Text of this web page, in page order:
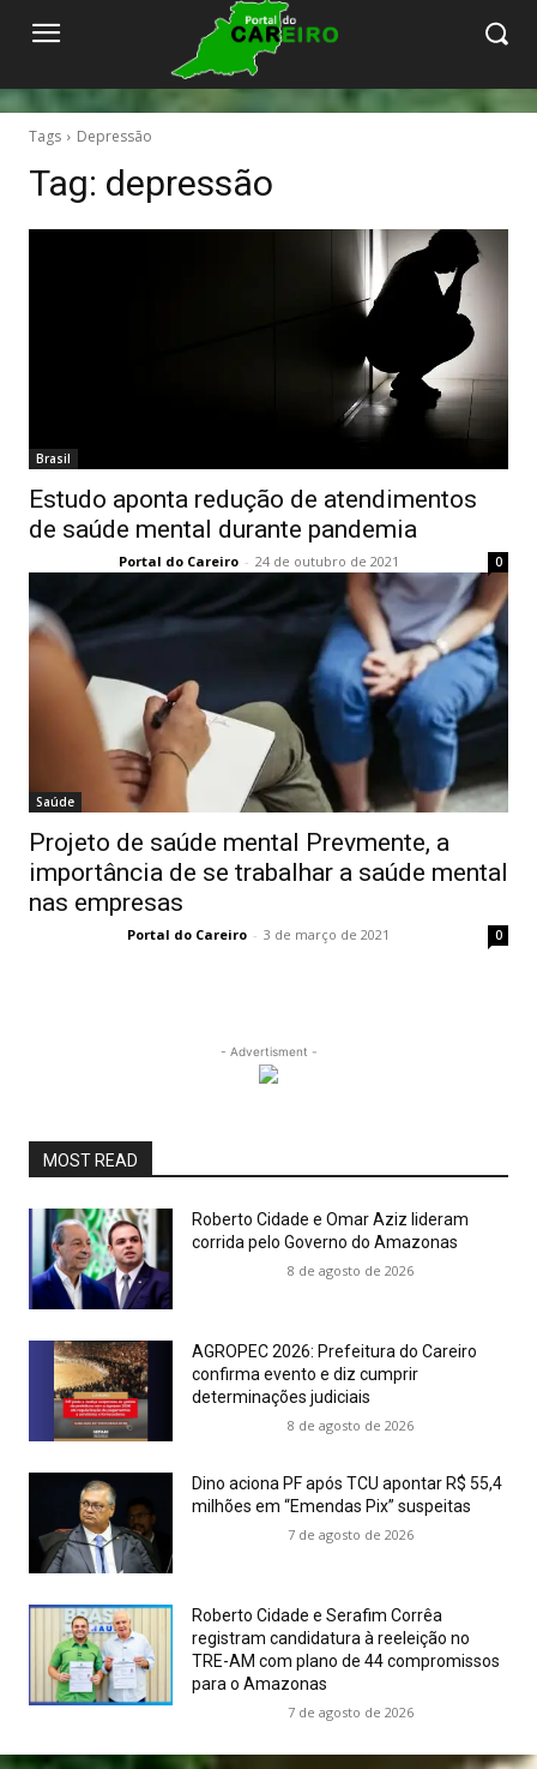
Tags Depressão
Tag: depressão
Brasil
Estudo aponta redução de atendimentos
de saúde mental durante pandemia
Portal do Careiro - 24 de outubro de 2021 0
Saúde
Projeto de saúde mental Prevmente, a
importância de se trabalhar a saúde mental
nas empresas
Portal do Careiro - 3 de março de 2021 0
- Advertisment -
MOST READ
Roberto Cidade e Omar Aziz lideram
corrida pelo Governo do Amazonas
8 de agosto de 2026
AGROPEC 2026: Prefeitura do Careiro
confirma evento e diz cumprir
determinações judiciais
8 de agosto de 2026
Dino aciona PF após TCU apontar R$ 55,4
milhões em “Emendas Pix” suspeitas
7 de agosto de 2026
Roberto Cidade e Serafim Corrêa
registram candidatura à reeleição no
TRE-AM com plano de 44 compromissos
para o Amazonas
7 de agosto de 2026